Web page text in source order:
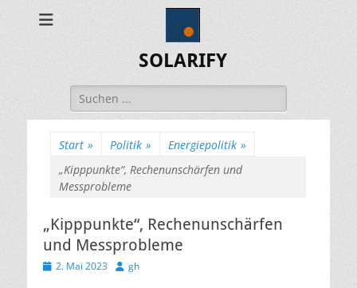
SOLARIFY
Suchen
nach:
Start » Politik » Energiepolitik »
„Kipppunkte“, Rechenunschärfen und
Messprobleme
„Kipppunkte“, Rechenunschärfen
und Messprobleme
Veröffentlicht
2. Mai 2023 Autor
gh